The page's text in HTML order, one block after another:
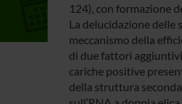
124), con formazione
La delucidazione delle
meccanismo della
di due fattori
cariche positive
della struttura